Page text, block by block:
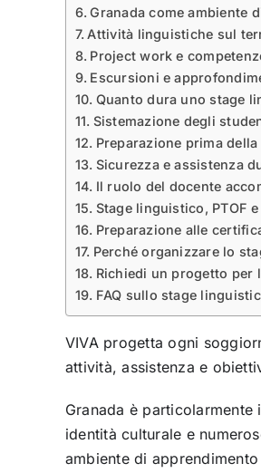
Granada come ambiente
Attività linguistiche sul
Project work e
Escursioni e
Quanto dura uno stage
Sistemazione degli
Preparazione prima
Sicurezza e assistenza
Il ruolo del docente
Stage linguistico, PTOF
Preparazione alle
Perché organizzare lo
Richiedi un progetto per
FAQ sullo stage
VIVA progetta ogni
attività, assistenza e
Granada è
identità culturale e
ambiente di